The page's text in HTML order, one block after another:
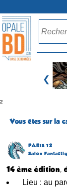
❮
²
Vous êtes sur la
PARIS 12
Salon
14 ème édition,
Lieu : au